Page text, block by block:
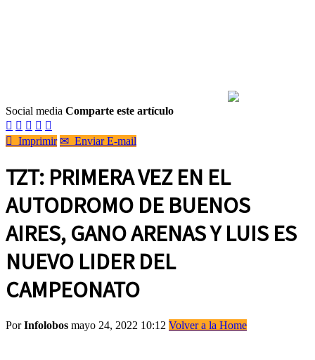
Social media Comparte este artículo
    
 Imprimir ✉ Enviar E-mail
TZT: PRIMERA VEZ EN EL
AUTODROMO DE BUENOS
AIRES, GANO ARENAS Y LUIS ES
NUEVO LIDER DEL
CAMPEONATO
PorInfolobos mayo 24, 2022 10:12 Volver a la Home